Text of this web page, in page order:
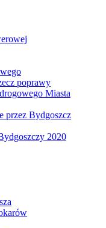
poprawy
Miasta
przez Bydgoszcz
2020